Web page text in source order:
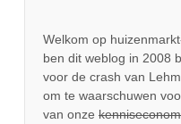
Welkom op
ben dit weblog in 2008
voor de crash van
om te waarschuwen
van onze